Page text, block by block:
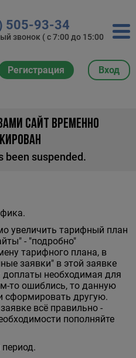
505-93-34
звонок ( с 7:00 до 15:00
Регистрация Вход
САЙТ ВРЕМЕННО
been suspended.
увеличить тарифный план
- "подробно"
тарифного плана, в
заявки" в этой заявке
доплаты необходимая для
то ошиблись, то данную
сформировать другую.
всё правильно -
пополняйте